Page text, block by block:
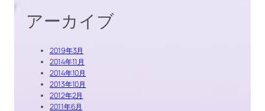
アーカイブ
2019年3月
2014年11月
2014年10月
2013年10月
2012年2月
2011年6月